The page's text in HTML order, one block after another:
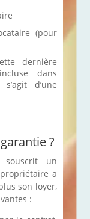
(pour
dernière
dans
d’une
?
souscrit un
a
son loyer,
: